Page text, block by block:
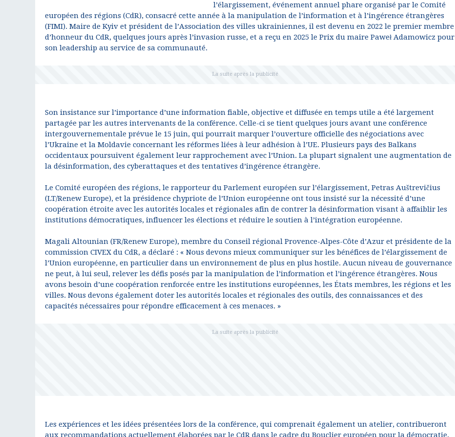
l’élargissement, événement annuel phare organisé par le Comité
européen des régions (CdR), consacré cette année à la manipulation de l’information et à l’ingérence étrangères
(FIMI). Maire de Kyiv et président de l’Association des villes ukrainiennes, il est devenu en 2022 le premier membre
d’honneur du CdR, quelques jours après l’invasion russe, et a reçu en 2025 le Prix du maire Paweł Adamowicz pour
son leadership au service de sa communauté.
Son insistance sur l’importance d’une information fiable, objective et diffusée en temps utile a été largement
partagée par les autres intervenants de la conférence. Celle-ci se tient quelques jours avant une conférence
intergouvernementale prévue le 15 juin, qui pourrait marquer l’ouverture officielle des négociations avec
l’Ukraine et la Moldavie concernant les réformes liées à leur adhésion à l’UE. Plusieurs pays des Balkans
occidentaux poursuivent également leur rapprochement avec l’Union. La plupart signalent une augmentation de
la désinformation, des cyberattaques et des tentatives d’ingérence étrangère.
Le Comité européen des régions, le rapporteur du Parlement européen sur l’élargissement, Petras Auštrevičius
(LT/Renew Europe), et la présidence chypriote de l’Union européenne ont tous insisté sur la nécessité d’une
coopération étroite avec les autorités locales et régionales afin de contrer la désinformation visant à affaiblir les
institutions démocratiques, influencer les élections et réduire le soutien à l’intégration européenne.
Magali Altounian (FR/Renew Europe), membre du Conseil régional Provence-Alpes-Côte d’Azur et présidente de la
commission CIVEX du CdR, a déclaré : « Nous devons mieux communiquer sur les bénéfices de l’élargissement de
l’Union européenne, en particulier dans un environnement de plus en plus hostile. Aucun niveau de gouvernance
ne peut, à lui seul, relever les défis posés par la manipulation de l’information et l’ingérence étrangères. Nous
avons besoin d’une coopération renforcée entre les institutions européennes, les États membres, les régions et les
villes. Nous devons également doter les autorités locales et régionales des outils, des connaissances et des
capacités nécessaires pour répondre efficacement à ces menaces. »
Les expériences et les idées présentées lors de la conférence, qui comprenait également un atelier, contribueront
aux recommandations actuellement élaborées par le CdR dans le cadre du Bouclier européen pour la démocratie,